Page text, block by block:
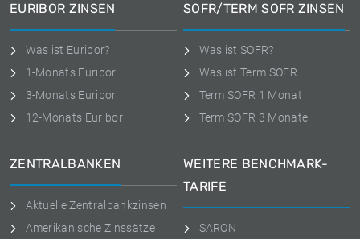
EURIBOR ZINSEN
Was ist Euribor?
1-Monats Euribor
3-Monats Euribor
12-Monats Euribor
SOFR/TERM SOFR ZINSEN
Was ist SOFR?
Was ist Term SOFR
Term SOFR 1 Monat
Term SOFR 3 Monate
ZENTRALBANKEN
Aktuelle Zentralbankzinsen
Amerikanische Zinssätze
WEITERE BENCHMARK-
TARIFE
SARON